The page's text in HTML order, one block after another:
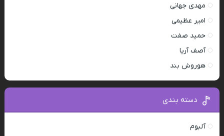
مهدی جهانی
امیر عظیمی
حمید صفت
آصف آریا
هوروش بند
دسته بندی
آلبوم